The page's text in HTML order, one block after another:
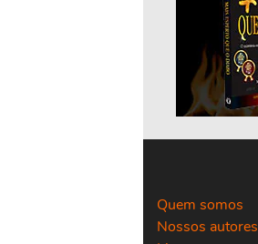
Quem somos
Nossos autores